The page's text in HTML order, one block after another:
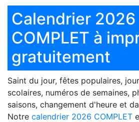
Calendrier 2026
COMPLET à
gratuitement
Saint du jour, fêtes populaires,
scolaires, numéros de semaines,
saisons, changement d'heure et
Notre calendrier 2026 COMPLET